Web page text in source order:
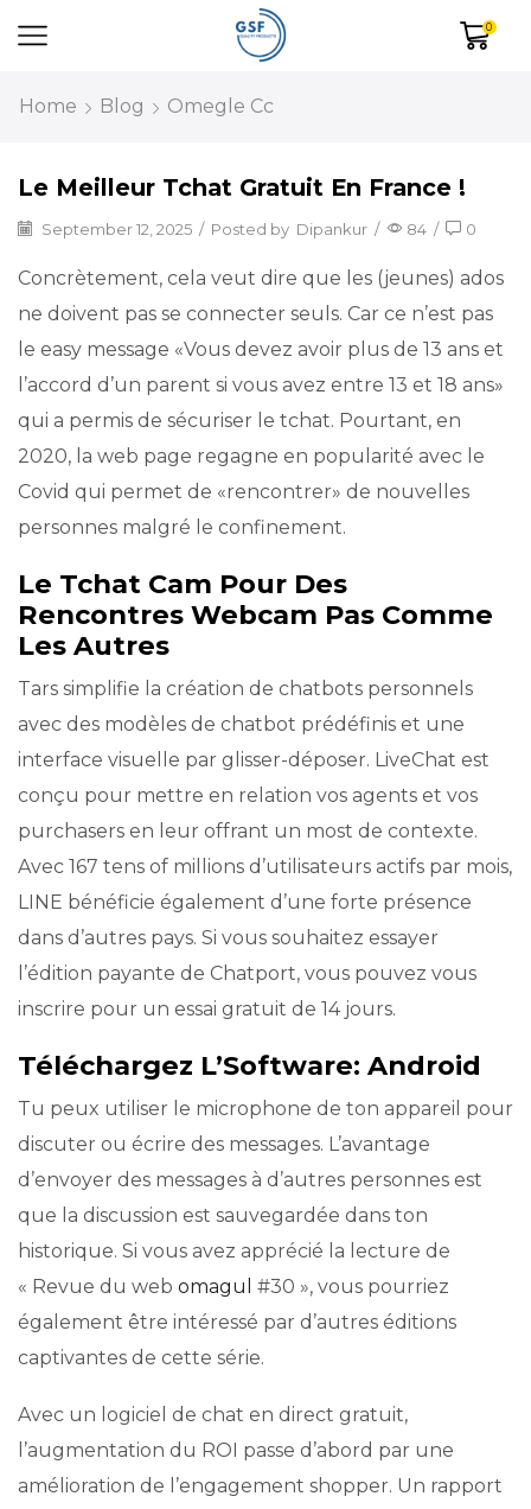
0
Home Blog Omegle Cc
Le Meilleur Tchat Gratuit En France !
September 12, 2025 / Posted by Dipankur / 84 / 0
Concrètement, cela veut dire que les (jeunes) ados
ne doivent pas se connecter seuls. Car ce n’est pas
le easy message «Vous devez avoir plus de 13 ans et
l’accord d’un parent si vous avez entre 13 et 18 ans»
qui a permis de sécuriser le tchat. Pourtant, en
2020, la web page regagne en popularité avec le
Covid qui permet de «rencontrer» de nouvelles
personnes malgré le confinement.
Le Tchat Cam Pour Des
Rencontres Webcam Pas Comme
Les Autres
Tars simplifie la création de chatbots personnels
avec des modèles de chatbot prédéfinis et une
interface visuelle par glisser-déposer. LiveChat est
conçu pour mettre en relation vos agents et vos
purchasers en leur offrant un most de contexte.
Avec 167 tens of millions d’utilisateurs actifs par mois,
LINE bénéficie également d’une forte présence
dans d’autres pays. Si vous souhaitez essayer
l’édition payante de Chatport, vous pouvez vous
inscrire pour un essai gratuit de 14 jours.
Téléchargez L’Software: Android
Tu peux utiliser le microphone de ton appareil pour
discuter ou écrire des messages. L’avantage
d’envoyer des messages à d’autres personnes est
que la discussion est sauvegardée dans ton
historique. Si vous avez apprécié la lecture de
« Revue du web omagul #30 », vous pourriez
également être intéressé par d’autres éditions
captivantes de cette série.
Avec un logiciel de chat en direct gratuit,
l’augmentation du ROI passe d’abord par une
amélioration de l’engagement shopper. Un rapport